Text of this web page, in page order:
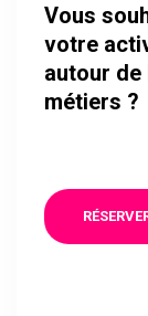
Vous
votre
autour de
métiers ?